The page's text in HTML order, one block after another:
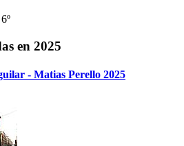
en 2025
- Matias Perello 2025